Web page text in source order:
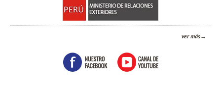
ver más